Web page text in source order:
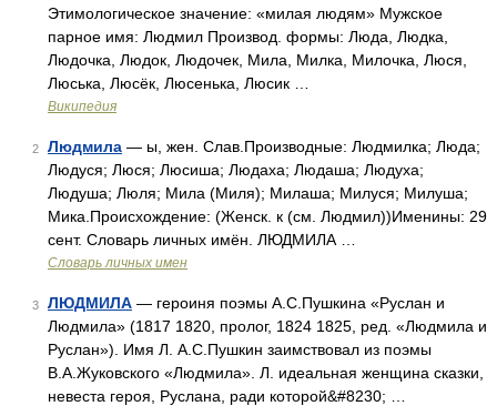
Этимологическое значение: «милая людям» Мужское
парное имя: Людмил Производ. формы: Люда, Людка,
Людочка, Людок, Людочек, Мила, Милка, Милочка, Люся,
Люська, Люсёк, Люсенька, Люсик …
Википедия
2 Людмила — ы, жен. Слав.Производные: Людмилка; Люда;
Людуся; Люся; Люсиша; Людаха; Людаша; Людуха;
Людуша; Люля; Мила (Миля); Милаша; Милуся; Милуша;
Мика.Происхождение: (Женск. к (см. Людмил))Именины: 29
сент. Словарь личных имён. ЛЮДМИЛА …
Словарь личных имен
3 ЛЮДМИЛА — героиня поэмы А.С.Пушкина «Руслан и
Людмила» (1817 1820, пролог, 1824 1825, ред. «Людмила и
Руслан»). Имя Л. А.С.Пушкин заимствовал из поэмы
В.А.Жуковского «Людмила». Л. идеальная женщина сказки,
невеста героя, Руслана, ради которой&#8230; …